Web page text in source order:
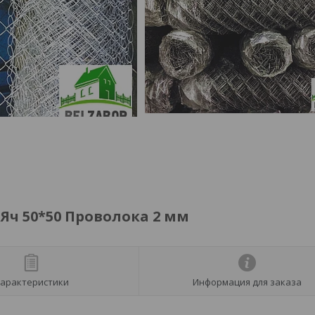
50*50 Проволока 2 мм
Информация для заказа